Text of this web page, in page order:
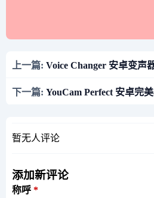
上一篇: Voice Changer 安卓变声
下一篇: YouCam Perfect 安卓完
暂无人评论
添加新评论
称呼